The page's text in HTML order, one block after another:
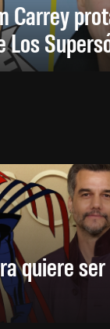
Carrey
Los
quiere